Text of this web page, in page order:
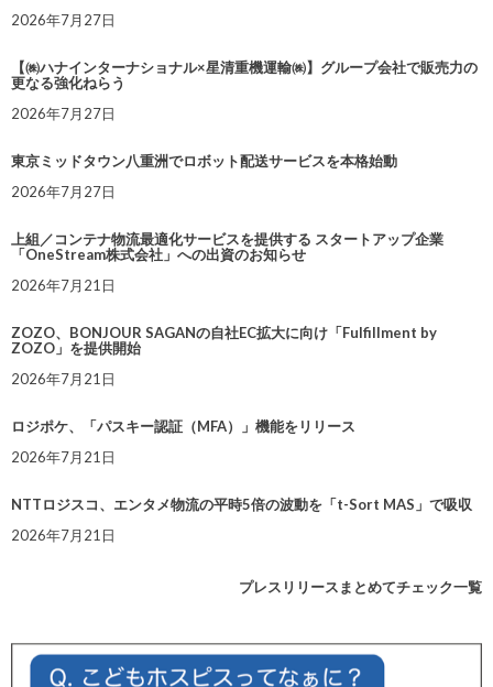
2026年7月27日
【㈱ハナインターナショナル×星清重機運輸㈱】グループ会社で販売力の
更なる強化ねらう
2026年7月27日
東京ミッドタウン八重洲でロボット配送サービスを本格始動
2026年7月27日
上組／コンテナ物流最適化サービスを提供する スタートアップ企業
「OneStream株式会社」への出資のお知らせ
2026年7月21日
ZOZO、BONJOUR SAGANの自社EC拡大に向け「Fulfillment by
ZOZO」を提供開始
2026年7月21日
ロジポケ、「パスキー認証（MFA）」機能をリリース
2026年7月21日
NTTロジスコ、エンタメ物流の平時5倍の波動を「t-Sort MAS」で吸収
2026年7月21日
プレスリリースまとめてチェック一覧